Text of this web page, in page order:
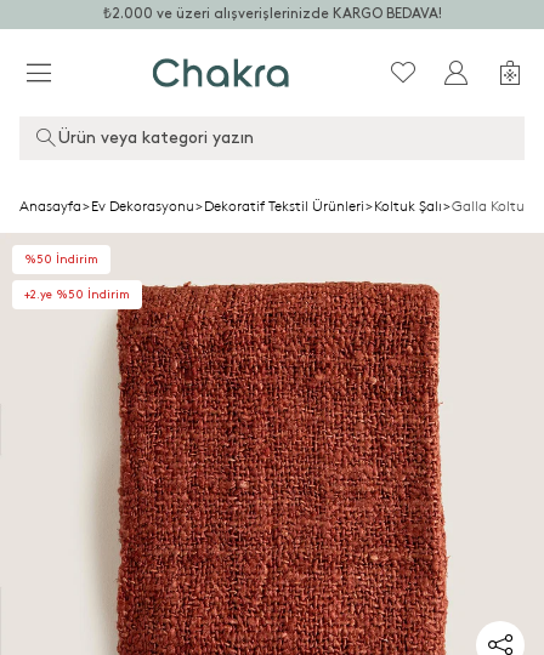
₺2.000 ve üzeri alışverişlerinizde KARGO BEDAVA!
Ürün veya kategori yazın
Anasayfa>Ev Dekorasyonu>Dekoratif Tekstil Ürünleri>Koltuk Şalı>Galla Koltuk
%50 İndirim
+2.ye %50 İndirim